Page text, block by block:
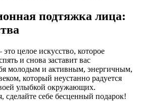
подтяжка лица:
это целое искусство, которое
и снова заставит вас
молодым и активным, энергичным,
который неустанно радуется
улыбкой окружающих.
сделайте себе бесценный подарок!